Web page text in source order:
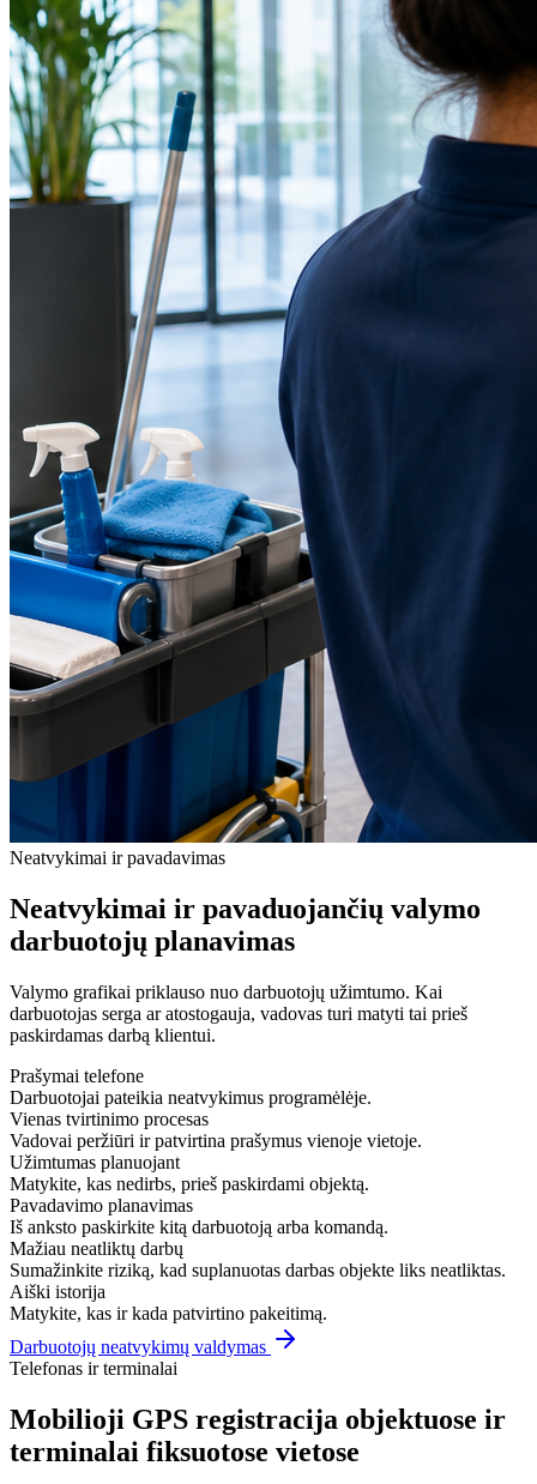
Neatvykimai ir pavadavimas
Neatvykimai ir pavaduojančių valymo
darbuotojų planavimas
Valymo grafikai priklauso nuo darbuotojų užimtumo. Kai
darbuotojas serga ar atostogauja, vadovas turi matyti tai prieš
paskirdamas darbą klientui.
Prašymai telefone
Darbuotojai pateikia neatvykimus programėlėje.
Vienas tvirtinimo procesas
Vadovai peržiūri ir patvirtina prašymus vienoje vietoje.
Užimtumas planuojant
Matykite, kas nedirbs, prieš paskirdami objektą.
Pavadavimo planavimas
Iš anksto paskirkite kitą darbuotoją arba komandą.
Mažiau neatliktų darbų
Sumažinkite riziką, kad suplanuotas darbas objekte liks neatliktas.
Aiški istorija
Matykite, kas ir kada patvirtino pakeitimą.
Darbuotojų neatvykimų valdymas
Telefonas ir terminalai
Mobilioji GPS registracija objektuose ir
terminalai fiksuotose vietose